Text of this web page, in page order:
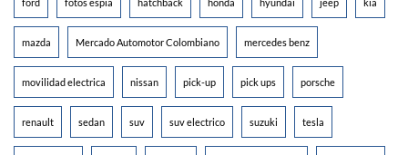
mazda Mercado Automotor Colombiano mercedes benz
movilidad electrica nissan pick-up pick ups porsche
renault sedan suv suv electrico suzuki tesla